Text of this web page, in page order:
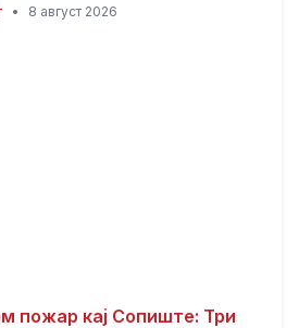
прогласен за најдобар
• 8 август 2026
пожар кај Сопиште: Три